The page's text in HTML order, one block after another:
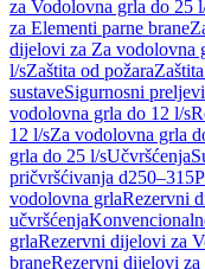
za Vodolovna grla do 25
za Elementi parne brane
dijelovi za Za vodolovna
l/sZaštita od požara
sustaveSigurnosni preljevi
vodolovna grla do 12 l/s
12 l/sZa vodolovna grla
grla do 25 l/sUčvršćenja
pričvršćivanja d250–315
vodolovna grlaRezervni
učvršćenja
grlaRezervni dijelovi za
braneRezervni dijelovi za